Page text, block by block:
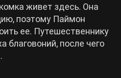
живет здесь. Она
поэтому Паймон
ее. Путешественнику
благовоний, после чего